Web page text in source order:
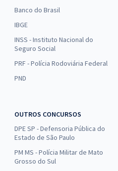
Banco do Brasil
IBGE
INSS - Instituto Nacional do
Seguro Social
PRF - Polícia Rodoviária Federal
PND
OUTROS CONCURSOS
DPE SP - Defensoria Pública do
Estado de São Paulo
PM MS - Polícia Militar de Mato
Grosso do Sul